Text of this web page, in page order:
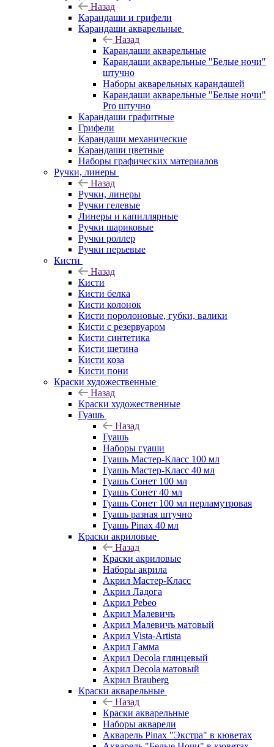
Назад
Карандаши и грифели
Карандаши акварельные
Назад
Карандаши акварельные
Карандаши акварельные "Белые ночи"
штучно
Наборы акварельных карандашей
Карандаши акварельные "Белые ночи"
Pro штучно
Карандаши графитные
Грифели
Карандаши механические
Карандаши цветные
Наборы графических материалов
Ручки, линеры
Назад
Ручки, линеры
Ручки гелевые
Линеры и капиллярные
Ручки шариковые
Ручки роллер
Ручки перьевые
Кисти
Назад
Кисти
Кисти белка
Кисти колонок
Кисти поролоновые, губки, валики
Кисти с резервуаром
Кисти синтетика
Кисти щетина
Кисти коза
Кисти пони
Краски художественные
Назад
Краски художественные
Гуашь
Назад
Гуашь
Наборы гуаши
Гуашь Мастер-Класс 100 мл
Гуашь Мастер-Класс 40 мл
Гуашь Сонет 100 мл
Гуашь Сонет 40 мл
Гуашь Сонет 100 мл перламутровая
Гуашь разная штучно
Гуашь Pinax 40 мл
Краски акриловые
Назад
Краски акриловые
Наборы акрила
Акрил Мастер-Класс
Акрил Ладога
Акрил Pebeo
Акрил Малевичъ
Акрил Малевичъ матовый
Акрил Vista-Artista
Акрил Гамма
Акрил Decola глянцевый
Акрил Decola матовый
Акрил Brauberg
Краски акварельные
Назад
Краски акварельные
Наборы акварели
Акварель Pinax "Экстра" в кюветах